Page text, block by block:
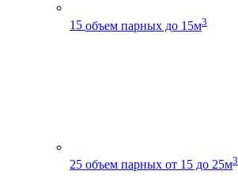
15 объем парных до 15м3
25 объем парных от 15 до 25м3